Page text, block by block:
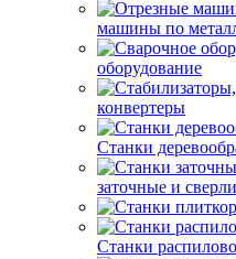
машины по
оборудование
конвертеры
Станки
заточные и
Станки